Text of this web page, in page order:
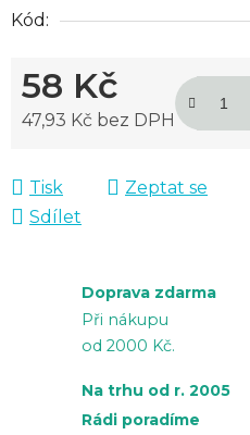
Kód:
58 Kč
47,93 Kč bez DPH
Tisk Zeptat se
Sdílet
Doprava zdarma
Při nákupu
od 2000 Kč.
Na trhu od r. 2005
Rádi poradíme